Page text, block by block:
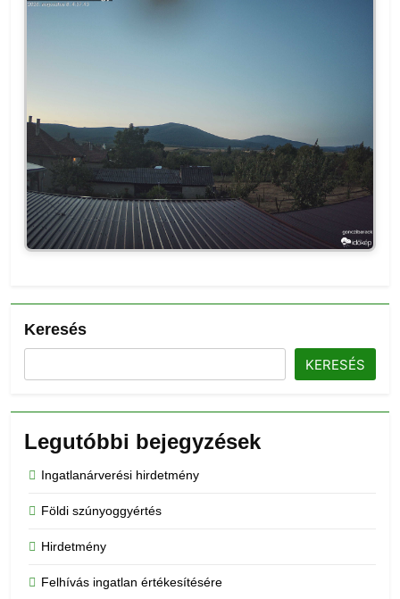
Keresés
KERESÉS
Legutóbbi bejegyzések
Ingatlanárverési hirdetmény
Földi szúnyoggyértés
Hirdetmény
Felhívás ingatlan értékesítésére